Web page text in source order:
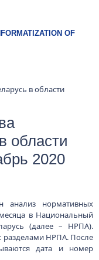
(далее – НРПА).
разделами НРПА. После
опубликования
правовой Интернет-
интернет-ресурс в
декабря 2020 г. № 496
19432)
прослеживаемости
о функционировании
владелец и
комплекса –